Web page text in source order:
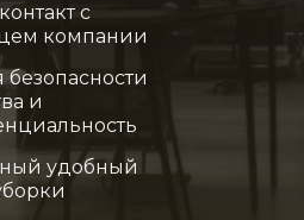
с
компании
удобный
безопасности
и